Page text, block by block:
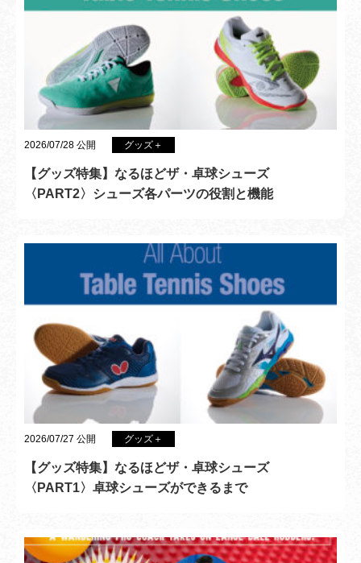
2026/07/28 公開 グッズ＋
【グッズ特集】なるほどザ・卓球シューズ
〈PART2〉シューズ各パーツの役割と機能
2026/07/27 公開 グッズ＋
【グッズ特集】なるほどザ・卓球シューズ
〈PART1〉卓球シューズができるまで